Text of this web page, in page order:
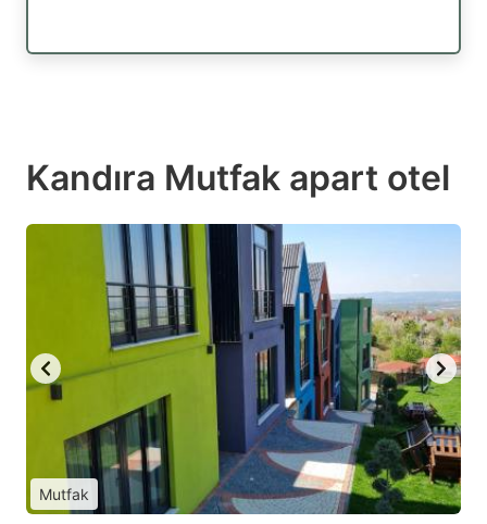
Kandıra Mutfak apart otel
Mutfak